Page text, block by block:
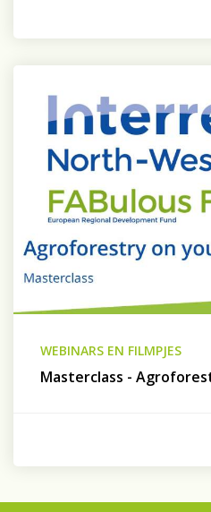
WEBINARS EN FILMPJES
Masterclass -